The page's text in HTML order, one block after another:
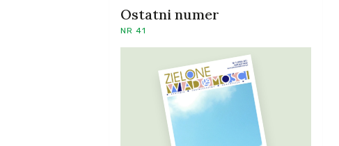
Ostatni numer
NR 41